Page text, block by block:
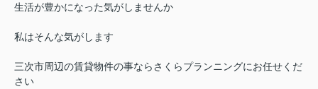
生活が豊かになった気がしませんか
私はそんな気がします
三次市周辺の賃貸物件の事ならさくらプランニングにお任せくだ
さい